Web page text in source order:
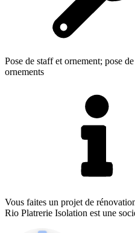
Pose de staff et ornement; pose
ornements
Vous faites un projet de
Rio Platrerie Isolation est une